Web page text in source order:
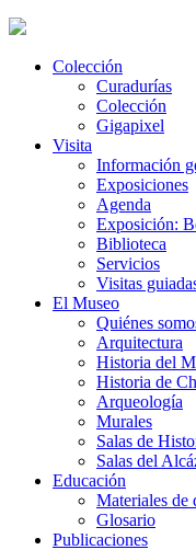
Colección
Curadurías
Colección
Gigapixel
Visita
Información
Exposiciones
Agenda
Exposición:
Biblioteca
Servicios
Visitas
El Museo
Quiénes
Arquitectura
Historia del
Historia de
Arqueología
Murales
Salas de
Salas del
Educación
Materiales de
Glosario
Publicaciones